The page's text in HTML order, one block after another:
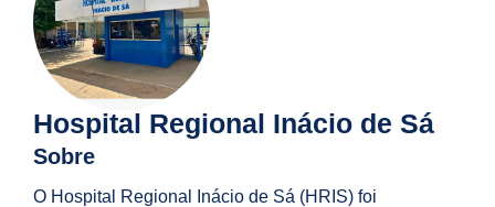
Hospital Regional Inácio de Sá
Sobre
O Hospital Regional Inácio de Sá (HRIS) foi